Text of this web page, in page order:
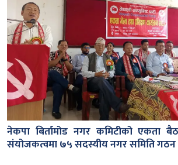
नेकपा बिर्तामोड नगर कमिटीको एकता
संयोजकत्वमा ७५ सदस्यीय नगर समिति गठन